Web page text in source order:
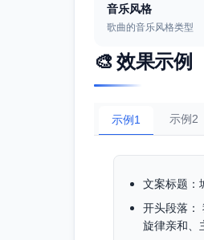
音乐风格
歌曲的音乐风格类型
🎨 效果示例
示例1 示例2
文案标题：
开头段落：
旋律亲和、